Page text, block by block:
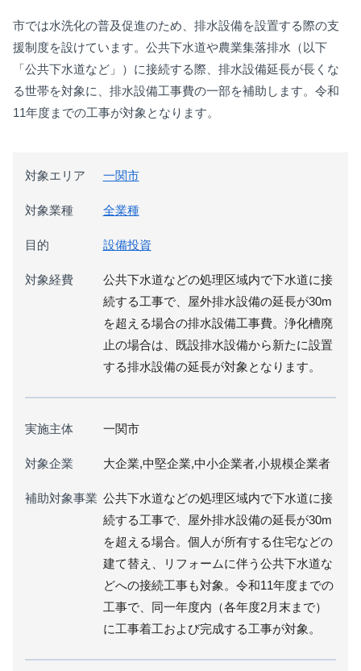
市では水洗化の普及促進のため、排水設備を設置する際の支
援制度を設けています。公共下水道や農業集落排水（以下
「公共下水道など」）に接続する際、排水設備延長が長くな
る世帯を対象に、排水設備工事費の一部を補助します。令和
11年度までの工事が対象となります。
対象エリア 一関市
対象業種 全業種
目的 設備投資
対象経費
公共下水道などの処理区域内で下水道に接
続する工事で、屋外排水設備の延長が30m
を超える場合の排水設備工事費。浄化槽廃
止の場合は、既設排水設備から新たに設置
する排水設備の延長が対象となります。
実施主体 一関市
対象企業 大企業,中堅企業,中小企業者,小規模企業者
補助対象事業 公共下水道などの処理区域内で下水道に接
続する工事で、屋外排水設備の延長が30m
を超える場合。個人が所有する住宅などの
建て替え、リフォームに伴う公共下水道な
どへの接続工事も対象。令和11年度までの
工事で、同一年度内（各年度2月末まで）
に工事着工および完成する工事が対象。